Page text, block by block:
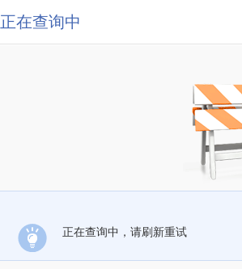
正在查询中
正在查询中，请刷新重试